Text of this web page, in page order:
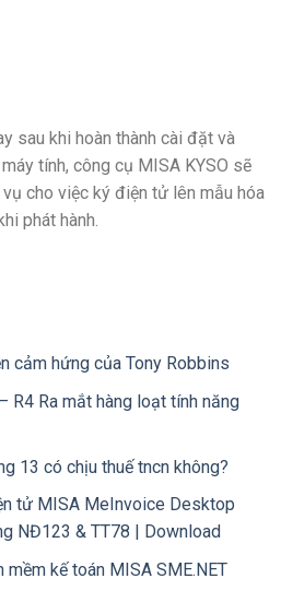
sau khi hoàn thành cài đặt và
tính, công cụ MISA KYSO sẽ
cho việc ký điện tử lên mẫu hóa
phát hành.
cảm hứng của Tony Robbins
R4 Ra mắt hàng loạt tính năng
13 có chịu thuế tncn không?
tử MISA MeInvoice Desktop
NĐ123 & TT78 | Download
mềm kế toán MISA SME.NET